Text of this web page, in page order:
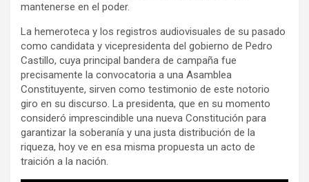
mantenerse en el poder.
La hemeroteca y los registros audiovisuales de su pasado
como candidata y vicepresidenta del gobierno de Pedro
Castillo, cuya principal bandera de campaña fue
precisamente la convocatoria a una Asamblea
Constituyente, sirven como testimonio de este notorio
giro en su discurso. La presidenta, que en su momento
consideró imprescindible una nueva Constitución para
garantizar la soberanía y una justa distribución de la
riqueza, hoy ve en esa misma propuesta un acto de
traición a la nación.